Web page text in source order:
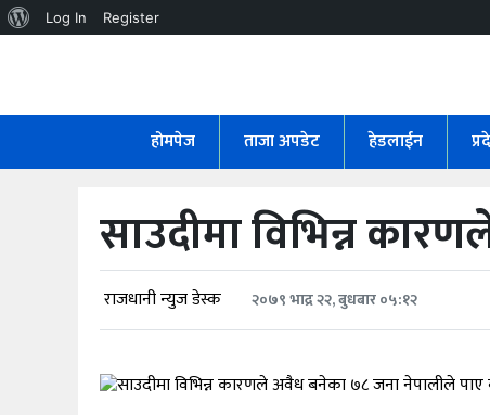
About
Log In Register
होमपेज
ताजा अपडेट हेडलाईन
साउदीमा विभिन्न
राजधानी न्युज डेस्क २०७९ भाद्र २२, बुधबार ०५:१२